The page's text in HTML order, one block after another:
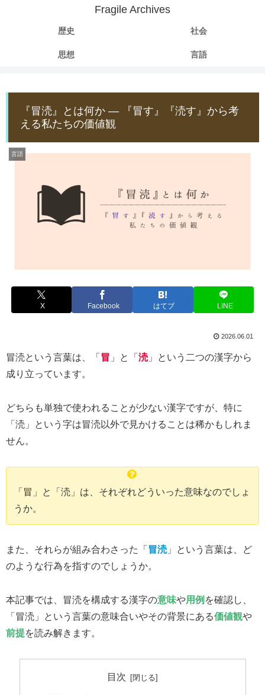
Fragile Archives
歴史 社会
思想 言語
『冒涜』とは何か ― 『冒す』『涜す』から考
える私たちの価値観
言語
X Facebook はてブ LINE
2026.06.01
冒涜という言葉は、「 冒 」と「 涜」という二つの漢字から
成り立っています。
どちらも単独で使われることが少ない漢字ですが、特に
「涜」という字は冒涜以外で見かけることは稀かもしれま
せん。
「冒」と「涜」は、それぞれどういった意味なのでしょ
うか。
また、それらが組み合わさった「 冒涜」という言葉は、ど
のような行為を指すのでしょうか。
本記事では、冒涜を構成する漢字の意味や用例 を確認し、
「冒涜」という言葉の意味合いやその背景にある価値観や
前提を読み解きます。
目次